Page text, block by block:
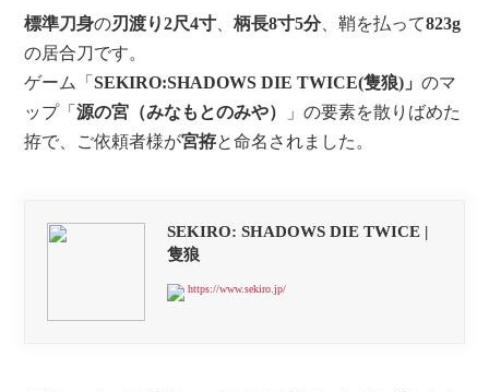
標準刀身の刃渡り2尺4寸 、柄長8寸5分、鞘を払って823g
の居合刀です。
ゲーム「SEKIRO:SHADOWS DIE TWICE(隻狼)」のマ
ップ「源の宮（みなもとのみや）
」の要素を散りばめた
拵で、ご依頼者様が宮拵と命名されました。
SEKIRO: SHADOWS DIE TWICE |
隻狼
https://www.sekiro.jp/